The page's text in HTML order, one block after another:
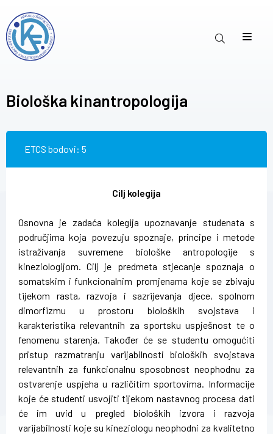
Biološka kinantropologija
ETCS bodovi: 5
Cilj kolegija
Osnovna je zadaća kolegija upoznavanje studenata s
područjima koja povezuju spoznaje, principe i metode
istraživanja suvremene biološke antropologije s
kineziologijom. Cilj je predmeta stjecanje spoznaja o
somatskim i funkcionalnim promjenama koje se zbivaju
tijekom rasta, razvoja i sazrijevanja djece, spolnom
dimorfizmu u prostoru bioloških svojstava i
karakteristika relevantnih za sportsku uspješnost te o
fenomenu starenja. Također će se studentu omogućiti
pristup razmatranju varijabilnosti bioloških svojstava
relevantnih za funkcionalnu sposobnost neophodnu za
ostvarenje uspjeha u različitim sportovima. Informacije
koje će studenti usvojiti tijekom nastavnog procesa dati
će im uvid u pregled bioloških izvora i razvoja
varijabilnosti koje su kineziologu neophodni za kvalitetno